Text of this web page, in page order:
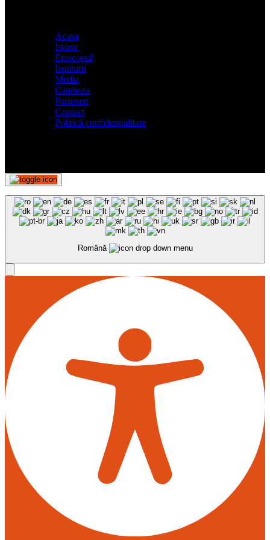
Acasa
Istoric
Episcopul
Institutii
Media
Cateheza
Parteneri
Contact
Politică confidențialitate
Română